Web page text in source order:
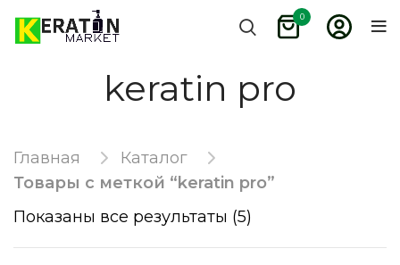
0
keratin pro
Главная
Каталог
Товары с меткой “keratin pro”
Показаны все результаты (5)